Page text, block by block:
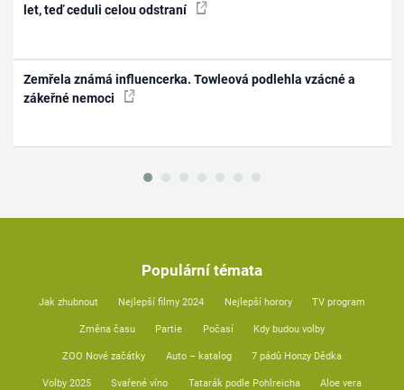
let, teď ceduli celou odstraní
Zemřela známá influencerka. Towleová podlehla vzácné a
zákeřné nemoci
Populární témata
Jak zhubnout Nejlepší filmy 2024 Nejlepší horory TV program
Změna času Partie Počasí Kdy budou volby
ZOO Nové začátky Auto – katalog 7 pádů Honzy Dědka
Volby 2025 Svařené víno Tatarák podle Pohlreicha Aloe vera